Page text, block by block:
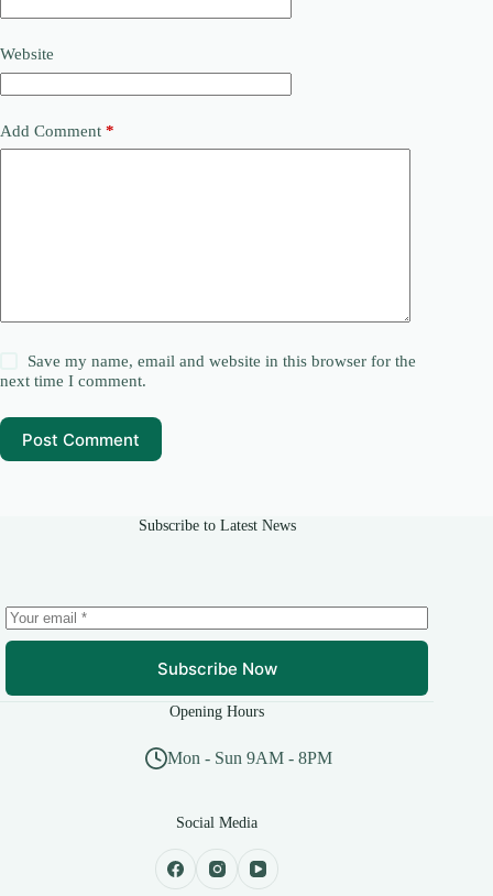
Website
Add Comment *
Save my name, email and website in this browser for the
next time I comment.
Post Comment
Subscribe to Latest News
Subscribe Now
Opening Hours
Mon - Sun 9AM - 8PM
Social Media